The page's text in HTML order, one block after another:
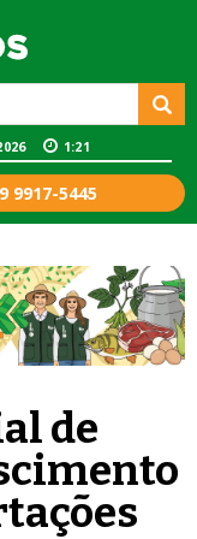
1:21
9917-5445
de